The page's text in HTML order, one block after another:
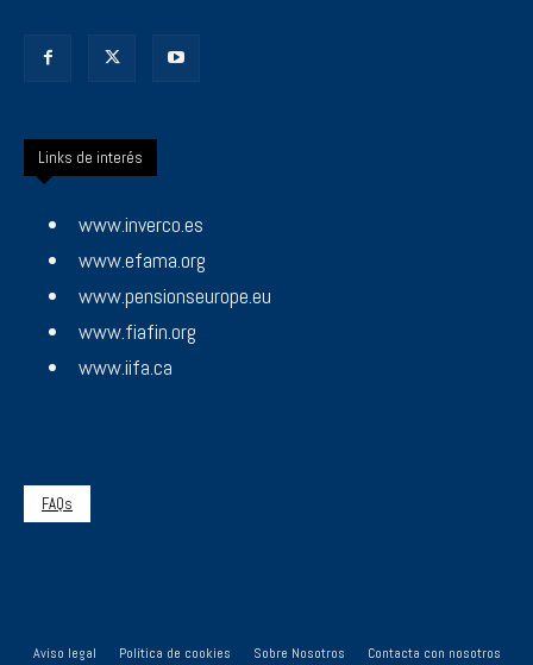
Links de interés
www.inverco.es
www.efama.org
www.pensionseurope.eu
www.fiafin.org
www.iifa.ca
FAQs
Aviso legal Política de cookies Sobre Nosotros Contacta con nosotros